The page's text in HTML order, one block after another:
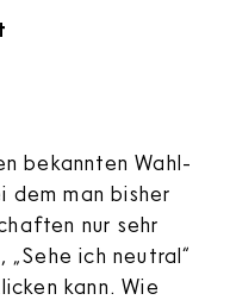
bekannten Wahl-
man bisher
nur sehr
ich neutral“
kann. Wie